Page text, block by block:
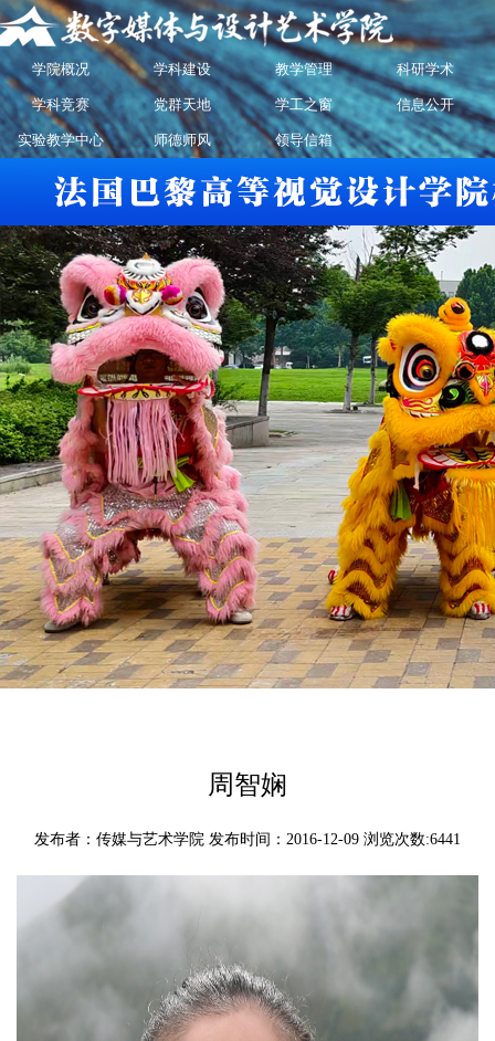
学院概况 学科建设 教学管理 科研学术
学科竞赛 党群天地 学工之窗 信息公开
实验教学中心 师德师风 领导信箱
周智娴
发布者：传媒与艺术学院 发布时间：2016-12-09 浏览次数:6441